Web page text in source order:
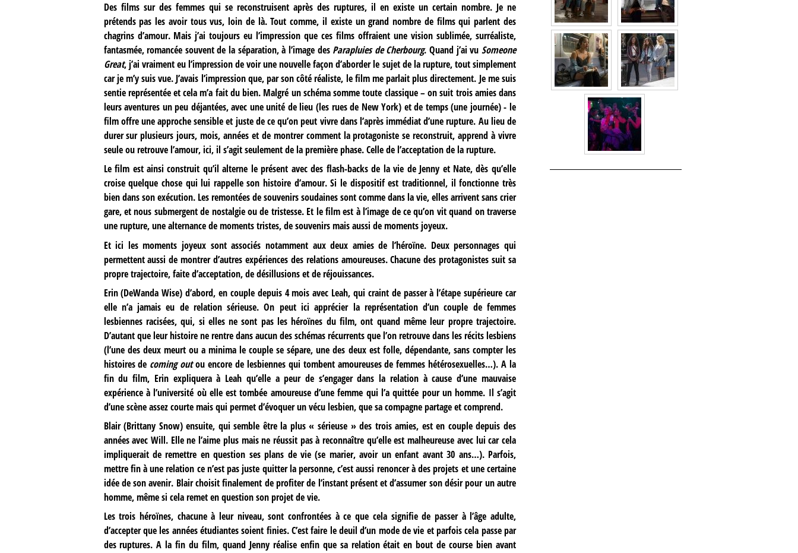
Des films sur des femmes qui se reconstruisent après des ruptures, il en existe un certain nombre. Je ne
prétends pas les avoir tous vus, loin de là. Tout comme, il existe un grand nombre de films qui parlent des
chagrins d’amour. Mais j’ai toujours eu l’impression que ces films offraient une vision sublimée, surréaliste,
fantasmée, romancée souvent de la séparation, à l’image des Parapluies de Cherbourg. Quand j’ai vu Someone
Great, j’ai vraiment eu l’impression de voir une nouvelle façon d’aborder le sujet de la rupture, tout simplement
car je m’y suis vue. J’avais l’impression que, par son côté réaliste, le film me parlait plus directement. Je me suis
sentie représentée et cela m’a fait du bien. Malgré un schéma somme toute classique – on suit trois amies dans
leurs aventures un peu déjantées, avec une unité de lieu (les rues de New York) et de temps (une journée) - le
film offre une approche sensible et juste de ce qu’on peut vivre dans l’après immédiat d’une rupture. Au lieu de
durer sur plusieurs jours, mois, années et de montrer comment la protagoniste se reconstruit, apprend à vivre
seule ou retrouve l’amour, ici, il s’agit seulement de la première phase. Celle de l’acceptation de la rupture.
Le film est ainsi construit qu’il alterne le présent avec des flash-backs de la vie de Jenny et Nate, dès qu’elle
croise quelque chose qui lui rappelle son histoire d’amour. Si le dispositif est traditionnel, il fonctionne très
bien dans son exécution. Les remontées de souvenirs soudaines sont comme dans la vie, elles arrivent sans crier
gare, et nous submergent de nostalgie ou de tristesse. Et le film est à l’image de ce qu’on vit quand on traverse
une rupture, une alternance de moments tristes, de souvenirs mais aussi de moments joyeux.
Et ici les moments joyeux sont associés notamment aux deux amies de l’héroïne. Deux personnages qui
permettent aussi de montrer d’autres expériences des relations amoureuses. Chacune des protagonistes suit sa
propre trajectoire, faite d’acceptation, de désillusions et de réjouissances.
Erin (DeWanda Wise) d’abord, en couple depuis 4 mois avec Leah, qui craint de passer à l’étape supérieure car
elle n’a jamais eu de relation sérieuse. On peut ici apprécier la représentation d’un couple de femmes
lesbiennes racisées, qui, si elles ne sont pas les héroïnes du film, ont quand même leur propre trajectoire.
D’autant que leur histoire ne rentre dans aucun des schémas récurrents que l’on retrouve dans les récits lesbiens
(l’une des deux meurt ou a minima le couple se sépare, une des deux est folle, dépendante, sans compter les
histoires de coming outou encore de lesbiennes qui tombent amoureuses de femmes hétérosexuelles…). A la
fin du film, Erin expliquera à Leah qu’elle a peur de s’engager dans la relation à cause d’une mauvaise
expérience à l’université où elle est tombée amoureuse d’une femme qui l’a quittée pour un homme. Il s’agit
d’une scène assez courte mais qui permet d’évoquer un vécu lesbien, que sa compagne partage et comprend.
Blair (Brittany Snow) ensuite, qui semble être la plus « sérieuse » des trois amies, est en couple depuis des
années avec Will. Elle ne l’aime plus mais ne réussit pas à reconnaître qu’elle est malheureuse avec lui car cela
impliquerait de remettre en question ses plans de vie (se marier, avoir un enfant avant 30 ans…). Parfois,
mettre fin à une relation ce n’est pas juste quitter la personne, c’est aussi renoncer à des projets et une certaine
idée de son avenir. Blair choisit finalement de profiter de l’instant présent et d’assumer son désir pour un autre
homme, même si cela remet en question son projet de vie.
Les trois héroïnes, chacune à leur niveau, sont confrontées à ce que cela signifie de passer à l’âge adulte,
d’accepter que les années étudiantes soient finies. C’est faire le deuil d’un mode de vie et parfois cela passe par
des ruptures. A la fin du film, quand Jenny réalise enfin que sa relation était en bout de course bien avant